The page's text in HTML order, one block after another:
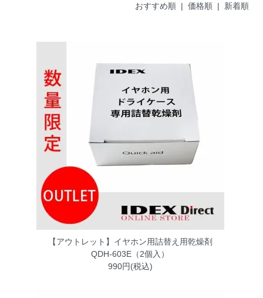
おすすめ順| 価格順| 新着順
【アウトレット】イヤホン用詰替え用乾燥剤
QDH-603E（2個入）
990円(税込)